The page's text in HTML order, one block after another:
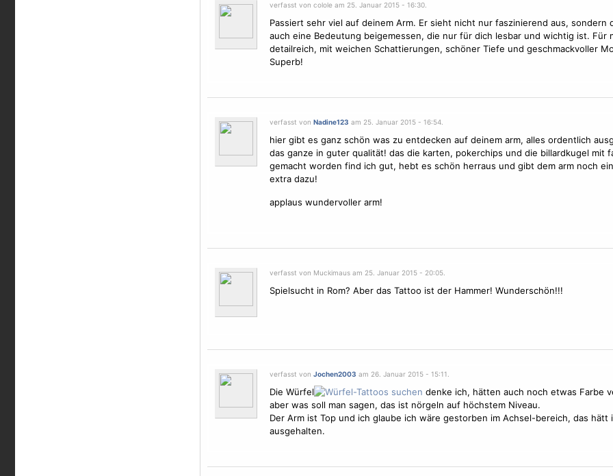
verfasst von colole am 25. Januar 2015 - 16:30.
Passiert sehr viel auf deinem Arm. Er sieht nicht nur faszinierend aus, sondern
auch eine Bedeutung beigemessen, die nur für dich lesbar und wichtig ist. Für
detailreich, mit weichen Schattierungen, schöner Tiefe und geschmackvoller
Superb!
verfasst von Nadine123 am 25. Januar 2015 - 16:54.
hier gibt es ganz schön was zu entdecken auf deinem arm, alles ordentlich
das ganze in guter qualität! das die karten, pokerchips und die billardkugel mit
gemacht worden find ich gut, hebt es schön herraus und gibt dem arm noch
extra dazu!
applaus wundervoller arm!
verfasst von Muckimaus am 25. Januar 2015 - 20:05.
Spielsucht in Rom? Aber das Tattoo ist der Hammer! Wunderschön!!!
verfasst von Jochen2003 am 26. Januar 2015 - 15:11.
Die Würfel
denke ich, hätten auch noch etwas Farbe
aber was soll man sagen, das ist nörgeln auf höchstem Niveau.
Der Arm ist Top und ich glaube ich wäre gestorben im Achsel-bereich, das hätt
ausgehalten.